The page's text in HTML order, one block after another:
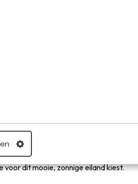
en is de perfecte bestemming
in de hoofdstad
, ’s middags chillen
in tegenstelling tot bijvoorbeeld
vooral super sfeervol. En de
voor dit mooie, zonnige eiland kiest.